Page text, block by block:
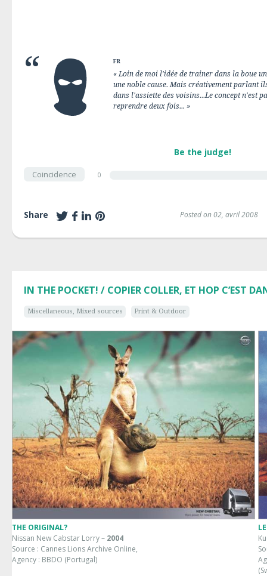
FR
« Loin de moi l'idée de trainer dans la boue
une noble cause. Mais créativement parlant
dans l'assiette des voisins...Le concept n'est
reprendre deux fois... »
Be the judge!
Coincidence 0
Share Posted on 02, avril 2008
IN THE POCKET! / COPIER COLLER, ET HOP C’EST
Miscellaneous, Mixed sources Print & Outdoor
THE ORIGINAL?
Nissan New Cabstar Lorry – 2004
Source : Cannes Lions Archive Online,
Agency : BBDO (Portugal)